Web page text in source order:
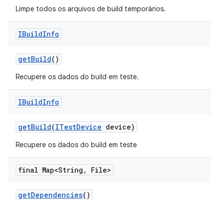
Limpe todos os arquivos de build temporários.
IBuildInfo
getBuild()
Recupere os dados do build em teste.
IBuildInfo
getBuild(ITestDevice device)
Recupere os dados do build em teste
final Map<String , File>
getDependencies()